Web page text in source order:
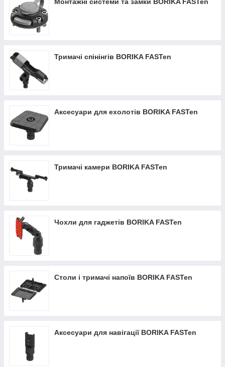
Тримачі спінінгів BORIKA FASTen
Аксесуари для ехолотів BORIKA FASTen
Тримачі камери BORIKA FASTen
Чохли для гаджетів BORIKA FASTen
Столи і тримачі напоїв BORIKA FASTen
Аксесуари для навігації BORIKA FASTen